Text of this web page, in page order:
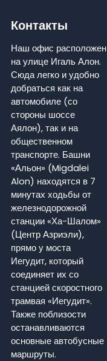
Контакты
Наш офис расположен
на улице Игаль Алон.
Сюда легко и удобно
добраться как на
автомобиле (со
стороны шоссе
Аялон), так и на
общественном
транспорте. Башни
«Альон» (Migdalei
Alon) находятся в 7
минутах ходьбы от
железнодорожной
станции «Ха-Шалом»
(Центр Азриэли),
прямо у моста
Иегудит, который
соединяет их со
станцией скоростного
трамвая «Иегудит».
Также поблизости
останавливаются
основные автобусные
маршруты.